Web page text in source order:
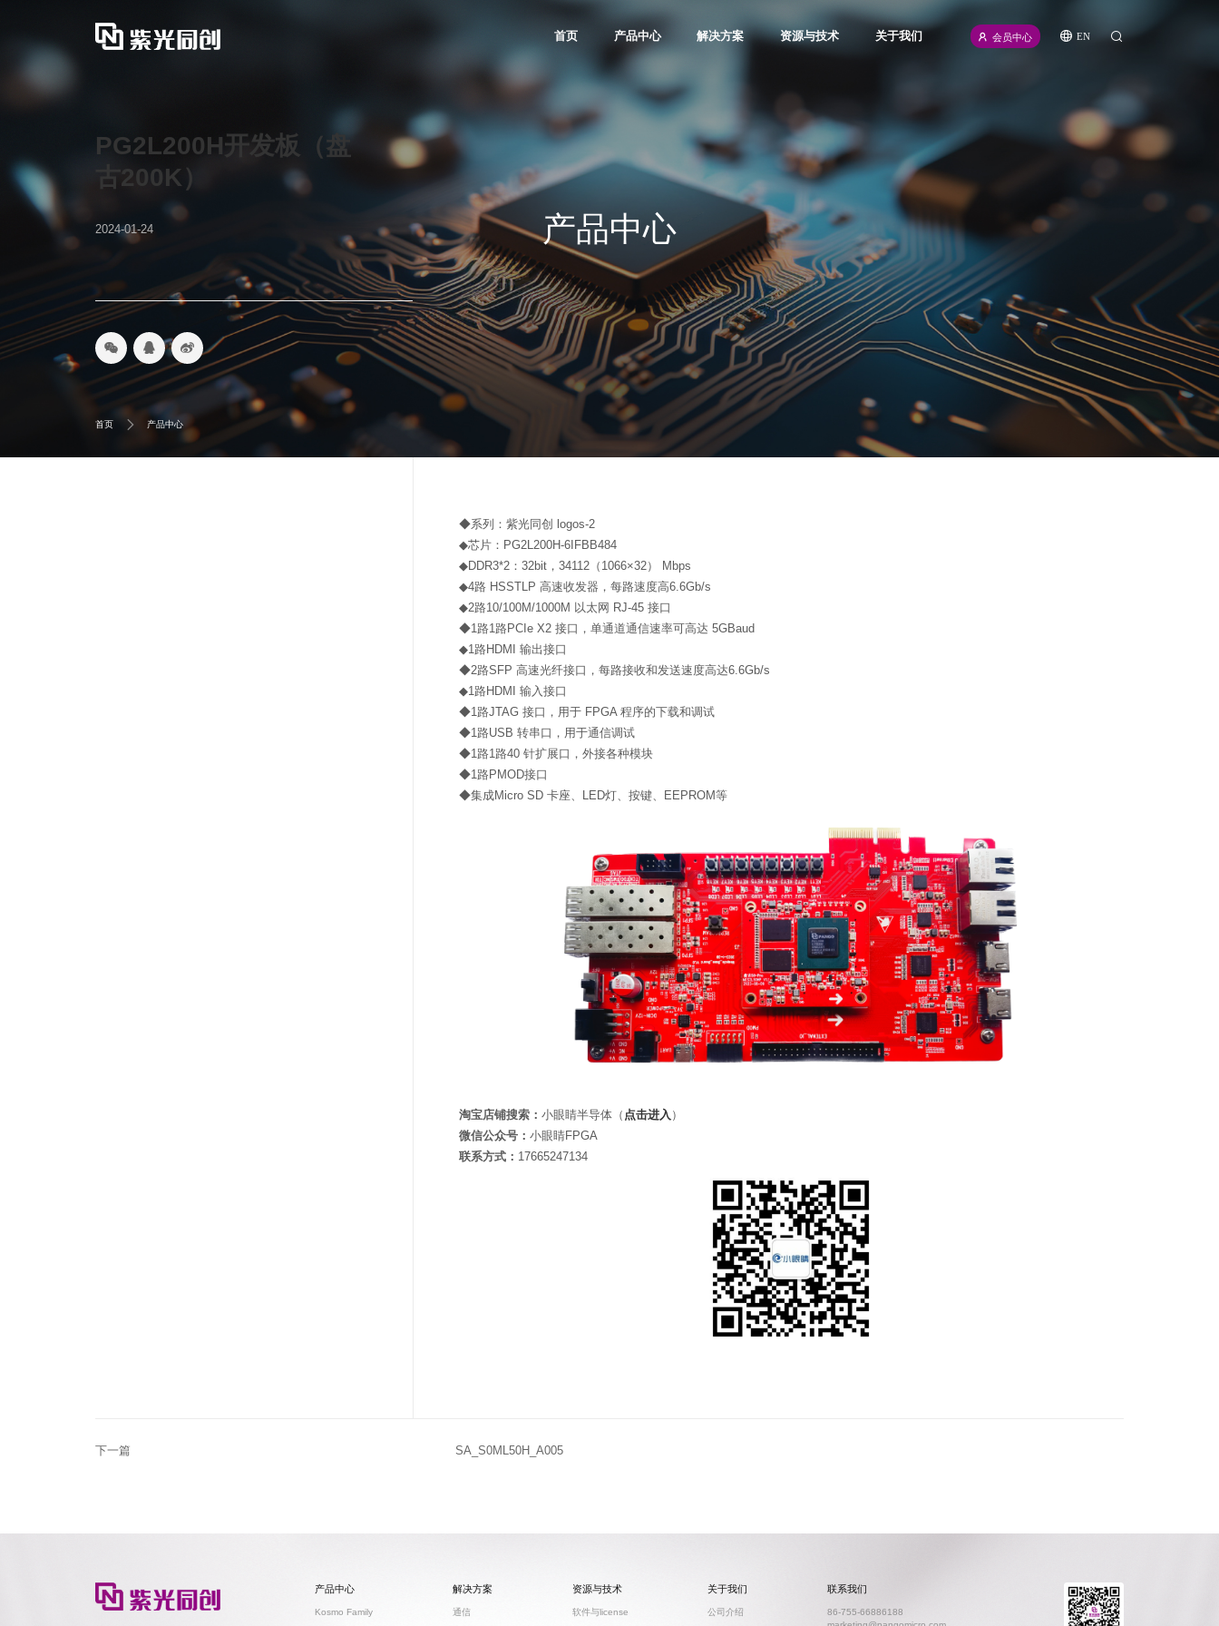
首页 产品中心
Kosmo Family
Compa Family
解决方案
图像视频
消费
数据中心
其他
资源与技术
IP资源
微视频
大学计划
合作伙伴
关于我们
招聘信息
联系我们
会员中心 EN
产品中心
首页 产品中心
PG2L200H开发板（盘
古200K）
2024-01-24
◆系列：紫光同创 logos-2
◆芯片：PG2L200H-6IFBB484
◆DDR3*2：32bit，34112（1066×32） Mbps
◆4路 HSSTLP 高速收发器，每路速度高6.6Gb/s
◆2路10/100M/1000M 以太网 RJ-45 接口
◆1路1路PCIe X2 接口，单通道通信速率可高达 5GBaud
◆1路HDMI 输出接口
◆2路SFP 高速光纤接口，每路接收和发送速度高达6.6Gb/s
◆1路HDMI 输入接口
◆1路JTAG 接口，用于 FPGA 程序的下载和调试
◆1路USB 转串口，用于通信调试
◆1路1路40 针扩展口，外接各种模块
◆1路PMOD接口
◆集成Micro SD 卡座、LED灯、按键、EEPROM等
淘宝店铺搜索： 小眼睛半导体（ 点击进入 ）
微信公众号： 小眼睛FPGA
联系方式： 17665247134
下一篇 SA_S0ML50H_A005
产品中心
Kosmo Family
解决方案
通信
资源与技术
软件与license
关于我们
公司介绍
联系我们
86-755-66886188